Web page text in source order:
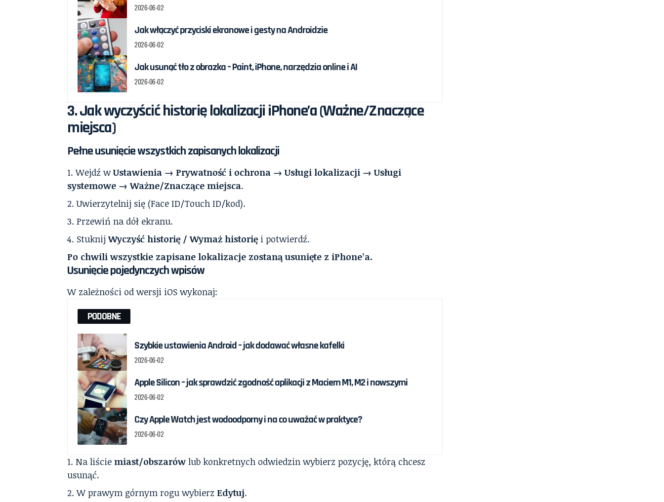
2026-06-02
Jak włączyć przyciski ekranowe i gesty na Androidzie
2026-06-02
Jak usunąć tło z obrazka – Paint, iPhone, narzędzia online i AI
2026-06-02
3. Jak wyczyścić historię lokalizacji iPhone’a (Ważne/Znaczące
miejsca)
Pełne usunięcie wszystkich zapisanych lokalizacji
Wejdź wUstawienia → Prywatność i ochrona → Usługi lokalizacji → Usługi
systemowe → Ważne/Znaczące miejsca.
Uwierzytelnij się (Face ID/Touch ID/kod).
Przewiń na dół ekranu.
StuknijWyczyść historię / Wymaż historię i potwierdź.
Po chwili wszystkie zapisane lokalizacje zostaną usunięte z iPhone’a.
Usunięcie pojedynczych wpisów
W zależności od wersji iOS wykonaj:
PODOBNE
Szybkie ustawienia Android – jak dodawać własne kafelki
2026-06-02
Apple Silicon – jak sprawdzić zgodność aplikacji z Maciem M1, M2 i nowszymi
2026-06-02
Czy Apple Watch jest wodoodporny i na co uważać w praktyce?
2026-06-02
Na liściemiast/obszarów lub konkretnych odwiedzin wybierz pozycję, którą chcesz
usunąć.
W prawym górnym rogu wybierzEdytuj.